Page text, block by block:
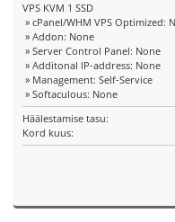
VPS KVM 1 SSD
» cPanel/WHM VPS Optimized:
» Addon: None
» Server Control Panel: None
» Additonal IP-address: None
» Management: Self-Service
» Softaculous: None
Häälestamise tasu:
Kord kuus: